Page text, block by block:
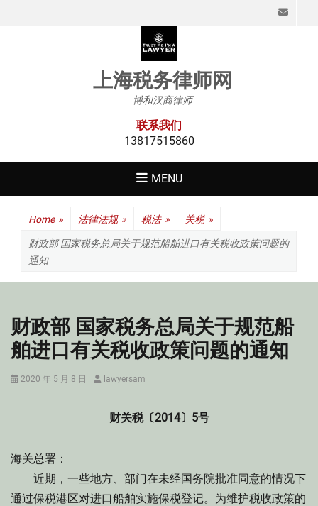
上海税务律师网
博和汉商律师
联系我们
13817515860
MENU
Home » 法律法规 » 税法 » 关税 »
财政部 国家税务总局关于规范船舶进口有关税收政策问题的
通知
财政部 国家税务总局关于规范船
舶进口有关税收政策问题的通知
Posted
2020 年 5 月 8 日 Authorlawyersam
财关税〔2014〕5号
海关总署：
近期，一些地方、部门在未经国务院批准同意的情况下
通过保税港区对进口船舶实施保税登记。为维护税收政策的